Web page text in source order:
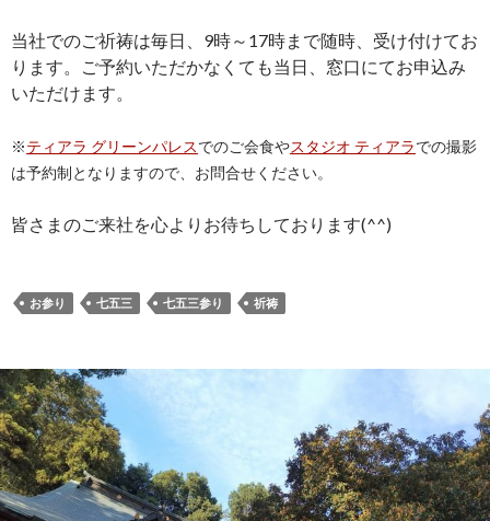
当社でのご祈祷は毎日、9時～17時まで随時、受け付けてお
ります。ご予約いただかなくても当日、窓口にてお申込み
いただけます。
※ティアラ グリーンパレスでのご会食やスタジオ ティアラでの撮影
は予約制となりますので、お問合せください。
皆さまのご来社を心よりお待ちしております(^^)
お参り 七五三 七五三参り 祈祷